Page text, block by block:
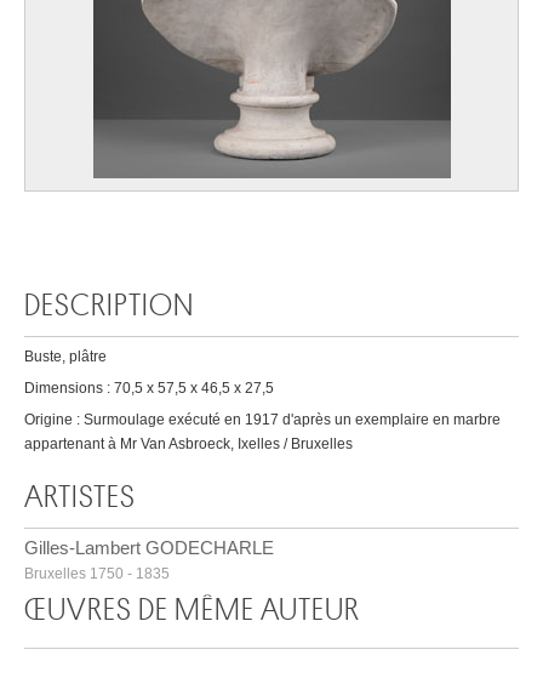
DESCRIPTION
Buste, plâtre
Dimensions : 70,5 x 57,5 x 46,5 x 27,5
Origine : Surmoulage exécuté en 1917 d'après un exemplaire en marbre
appartenant à Mr Van Asbroeck, Ixelles / Bruxelles
ARTISTES
Gilles-Lambert GODECHARLE
Bruxelles 1750 - 1835
ŒUVRES DE MÊME AUTEUR